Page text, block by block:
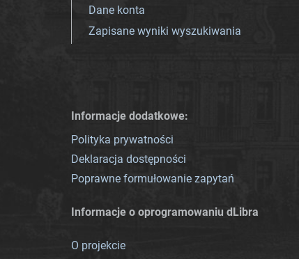
Dane konta
Zapisane wyniki wyszukiwania
Informacje dodatkowe:
Polityka prywatności
Deklaracja dostępności
Poprawne formułowanie zapytań
Informacje o oprogramowaniu dLibra
O projekcie